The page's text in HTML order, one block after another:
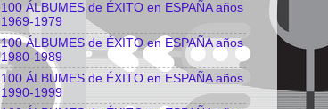
100 ÁLBUMES de ÉXITO en ESPAÑA años
1969-1979
100 ÁLBUMES de ÉXITO en ESPAÑA años
1980-1989
100 ÁLBUMES de ÉXITO en ESPAÑA años
1990-1999